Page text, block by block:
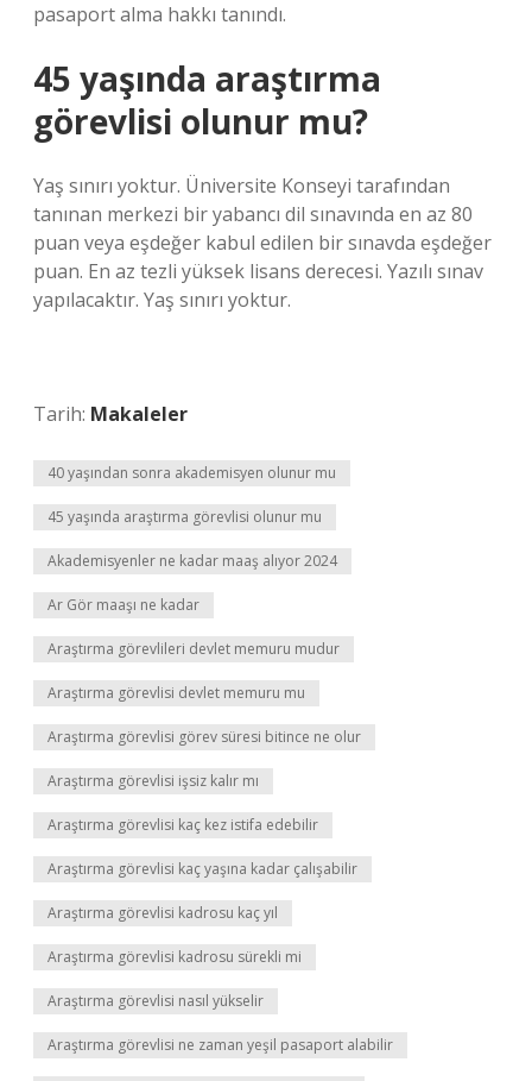
pasaport alma hakkı tanındı.
45 yaşında araştırma
görevlisi olunur mu?
Yaş sınırı yoktur. Üniversite Konseyi tarafından
tanınan merkezi bir yabancı dil sınavında en az 80
puan veya eşdeğer kabul edilen bir sınavda eşdeğer
puan. En az tezli yüksek lisans derecesi. Yazılı sınav
yapılacaktır. Yaş sınırı yoktur.
Tarih: Makaleler
40 yaşından sonra akademisyen olunur mu
45 yaşında araştırma görevlisi olunur mu
Akademisyenler ne kadar maaş alıyor 2024
Ar Gör maaşı ne kadar
Araştırma görevlileri devlet memuru mudur
Araştırma görevlisi devlet memuru mu
Araştırma görevlisi görev süresi bitince ne olur
Araştırma görevlisi işsiz kalır mı
Araştırma görevlisi kaç kez istifa edebilir
Araştırma görevlisi kaç yaşına kadar çalışabilir
Araştırma görevlisi kadrosu kaç yıl
Araştırma görevlisi kadrosu sürekli mi
Araştırma görevlisi nasıl yükselir
Araştırma görevlisi ne zaman yeşil pasaport alabilir